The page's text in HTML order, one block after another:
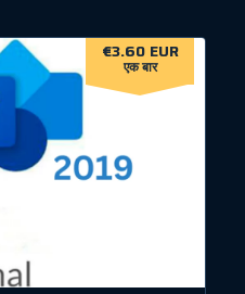
€3.60 EUR
एक बार